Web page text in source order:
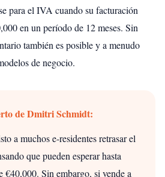
para el IVA cuando su facturación
en un período de 12 meses. Sin
también es posible y a menudo
de negocio.
de Dmitri Schmidt:
a muchos e-residentes retrasar el
que pueden esperar hasta
€40,000. Sin embargo, si vende a